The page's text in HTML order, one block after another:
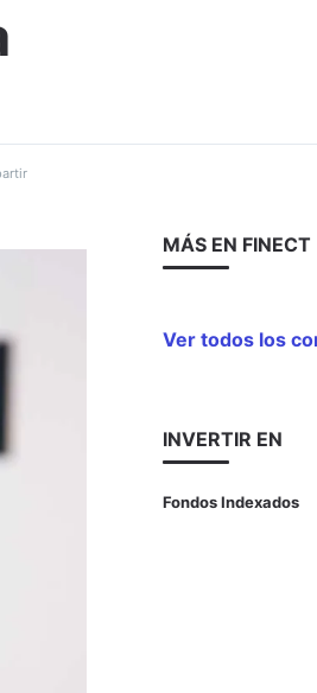
MÁS EN FINECT
Ver todos los
INVERTIR EN
Fondos Indexados